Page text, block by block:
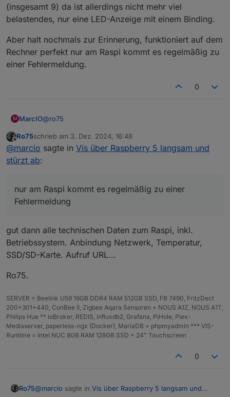
(insgesamt 9) da ist allerdings nicht mehr viel
belastendes, nur eine LED-Anzeige mit einem Binding.
Aber halt nochmals zur Erinnerung, funktioniert auf dem
Rechner perfekt nur am Raspi kommt es regelmäßig zu
einer Fehlermeldung.
0
M MarcIO@ro75
Diagramme gibt es keine.
Animationen sind es auch keine, lediglich ein Bild fast
in der die Hauptansicht quasi geteilt wird, eine Seite
mit 4 View-Navs + eine Tabelle und die andere Ansicht
dann eben mit 5 View-Navs und eine Tabelle. Im
(insgesamt 9) da ist allerdings nicht mehr viel
belastendes, nur eine LED-Anzeige mit einem Binding.
dem Rechner perfekt nur am Raspi kommt es
regelmäßig zu einer Fehlermeldung.
Offline
Ro75schrieb am 3. Dez. 2024, 16:48
zuletzt editiert von
@marcio sagte in Vis über Raspberry 5 langsam und
stürzt ab:
nur am Raspi kommt es regelmäßig zu einer
Fehlermeldung
gut dann alle technischen Daten zum Raspi, inkl.
Betriebssystem. Anbindung Netzwerk, Temperatur,
SSD/SD-Karte. Aufruf URL...
Ro75.
SERVER = Beelink U59 16GB DDR4 RAM 512GB SSD, FB 7490, FritzDect
200+301+440, ConBee II, Zigbee Aqara Sensoren + NOUS A1Z, NOUS A1T,
Philips Hue ** ioBroker, REDIS, influxdb2, Grafana, PiHole, Plex-
Mediaserver, paperless-ngx (Docker), MariaDB + phpmyadmin *** VIS-
Runtime = Intel NUC 8GB RAM 128GB SSD + 24" Touchscreen
0
Ro75@marcio sagte in Vis über Raspberry 5 langsam und